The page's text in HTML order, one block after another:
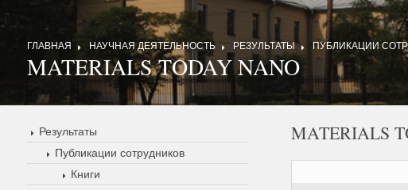
ГЛАВНАЯ НАУЧНАЯ ДЕЯТЕЛЬНОСТЬ РЕЗУЛЬТАТЫ ПУБЛИКАЦИИ
MATERIALS TODAY NANO
Результаты
Публикации сотрудников
Книги
MATERIALS